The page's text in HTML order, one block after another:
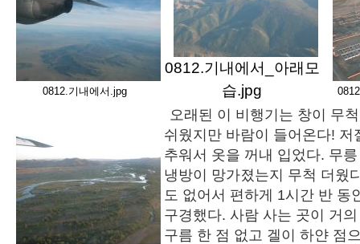
0812.기내에서.jpg
0812.기내에서_아래모
습.jpg
오래된 이 비행기는 창이 무
쉬웠지만 바람이 들어온다! 저
추워서 옷을 꺼내 입었다. 무
냉방이 망가졌는지 무척 더웠
도 없어서 편하게 1시간 반 동
구경했다. 사람 사는 곳이 거
구름 한 점 없고 겔이 하얀 점